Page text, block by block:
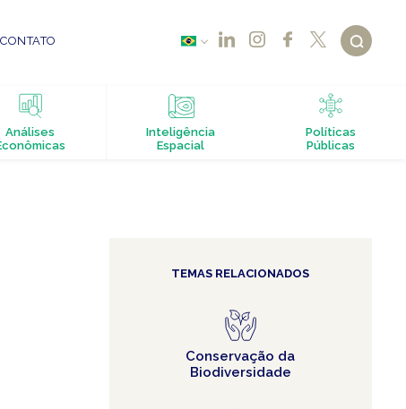
CONTATO
Análises
Inteligência
Espacial
Políticas
Públicas
TEMAS RELACIONADOS
Conservação da
Biodiversidade